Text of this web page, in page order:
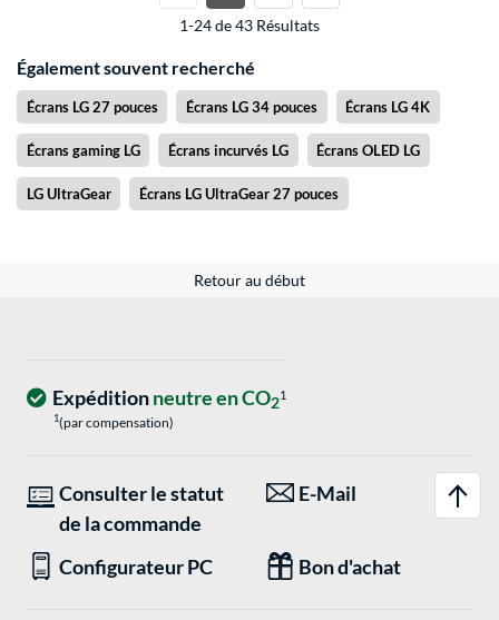
1-24 de 43 Résultats
Également souvent recherché
Écrans LG 27 pouces Écrans LG 34 pouces Écrans LG 4K
Écrans gaming LG Écrans incurvés LG Écrans OLED LG
LG UltraGear Écrans LG UltraGear 27 pouces
Retour au début
Expéditionneutre en CO21
1(par compensation)
Consulter le statut
de la commande
E-Mail
Configurateur PC Bon d'achat